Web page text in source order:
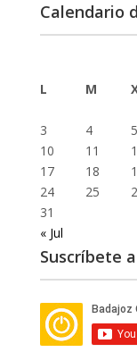
Calendario
L
M
3
4 5
10
11
17
18
24
25
31
« Jul
Suscríbete